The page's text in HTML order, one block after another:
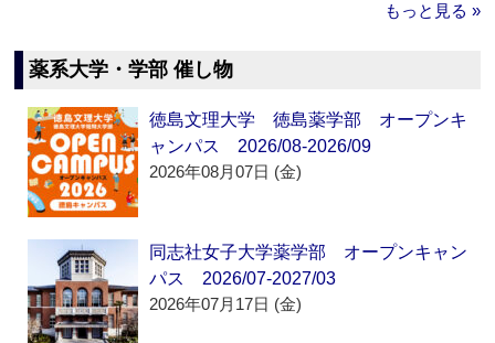
もっと見る »
薬系大学・学部 催し物
徳島文理大学 徳島薬学部 オープンキ
ャンパス 2026/08-2026/09
2026年08月07日 (金)
同志社女子大学薬学部 オープンキャン
パス 2026/07-2027/03
2026年07月17日 (金)